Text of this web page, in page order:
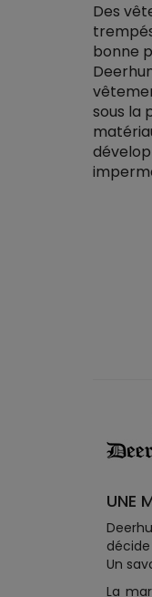
Des
bonne
sous la
UNE
Un
La